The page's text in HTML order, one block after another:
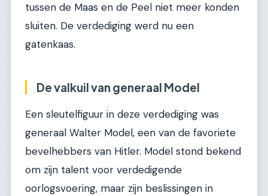
tussen de Maas en de Peel niet meer konden
sluiten. De verdediging werd nu een
gatenkaas.
De valkuil van generaal Model
Een sleutelfiguur in deze verdediging was
generaal Walter Model, een van de favoriete
bevelhebbers van Hitler. Model stond bekend
om zijn talent voor verdedigende
oorlogsvoering, maar zijn beslissingen in